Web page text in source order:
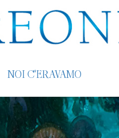
NOI C'ERAVAMO